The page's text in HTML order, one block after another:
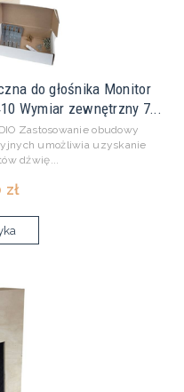
do głośnika Monitor
Wymiar zewnętrzny 7...
Zastosowanie obudowy
umożliwia uzyskanie
dźwię...
zł